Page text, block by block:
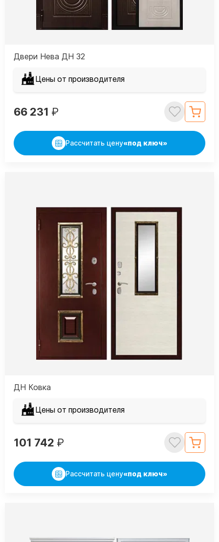
Двери Нева ДН 32
Цены от производителя
66 231 ₽
Рассчитать цену«под ключ»
ДН Ковка
Цены от производителя
101 742 ₽
Рассчитать цену«под ключ»